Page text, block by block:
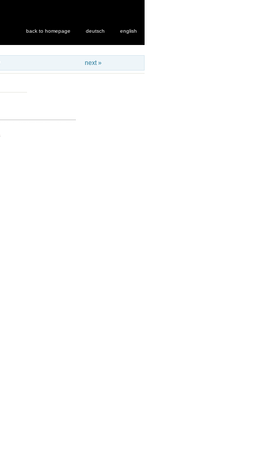
back to homepage deutsch english
next »